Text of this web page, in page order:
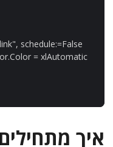
, schedule:=False
.Color = xlAutomatic
איך